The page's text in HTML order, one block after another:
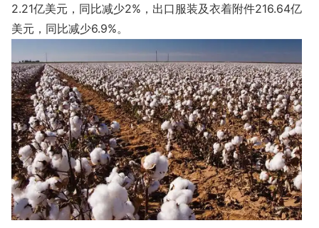
2.21亿美元，同比减少2%，出口服装及衣着附件216.64亿
美元，同比减少6.9%。